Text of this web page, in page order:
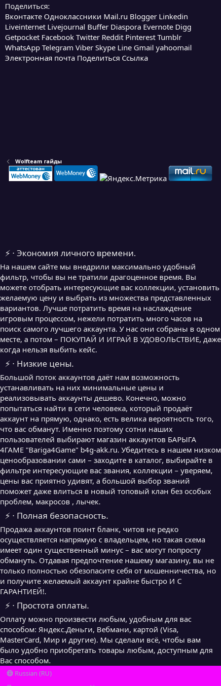
Поделиться:
Вконтакте Одноклассники Mail.ru Blogger Linkedin
Liveinternet Livejournal Buffer Diaspora Evernote Digg
Getpocket Facebook Twitter Reddit Pinterest Tumblr
WhatsApp Telegram Viber Skype Line Gmail yahoomail
Электронная почта Поделиться Ссылка
Wolfteam гайды
⚡ · Экономия личного времени.
На нашем сайте мы внедрили максимально удобный
фильтр, чтобы вы не тратили драгоценное время. Вы
можете отобрать интересующие вас коллекции, установить
желаемую цену и выбрать из множества представленных
вариантов. Лучше потратить время на наслаждение
игровым процессом, нежели потратить много часов на
поиск самого лучшего аккаунта. У нас они собраны в одном
месте, а потом – ПОКУПАЙ И ИГРАЙ В УДОВОЛЬСТВИЕ, даже
когда нельзя выбить кейс.
⚡ · Низкие цены.
Большой поток аккаунтов даёт нам возможность
устанавливать на них минимальные цены и
реализовывать аккаунты дешево. Конечно, можно
попытаться найти в сети человека, который продаёт
аккаунт на прямую, однако, есть велика вероятность того,
что вас обманут. Именно поэтому сотни наших
пользователей выбирают магазин аккаунтов БАРЫГА
4ГАМЕ "Bariga4Game" b4g-akk.ru. Убедитесь в нашем низком
ценообразовании сами – заходите в каталог, выбирайте в
фильтре интересующие вас звания, коллекции – уверяем,
цены вас приятно удивят, а большой выбор званий
поможет даже влиться в новый топовый клан без особых
проблем, макросов , лычек.
⚡ · Полная безопасность.
Продажа аккаунтов поинт бланк, читов не редко
осуществляется напрямую с владельцем, но такая схема
имеет один существенный минус – вас могут попросту
обмануть. Отдавая предпочтение нашему магазину, вы не
только полностью обезопасите себя от мошенничества, но
и получите желаемый аккаунт крайне быстро И С
ГАРАНТИЕЙ!.
⚡ · Простота оплаты.
Оплату можно произвести любым, удобным для вас
способом: Яндекс.Деньги, Вебмани, картой (Visa,
MasterCard, Мир и другие). Мы сделали всё, чтобы вам
было удобно приобретать товары любым, доступным для
Вас способом.
Russian (RU)